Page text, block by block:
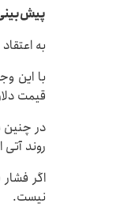
به
با این
قیمت
در چنین
روند
اگر
نیست.